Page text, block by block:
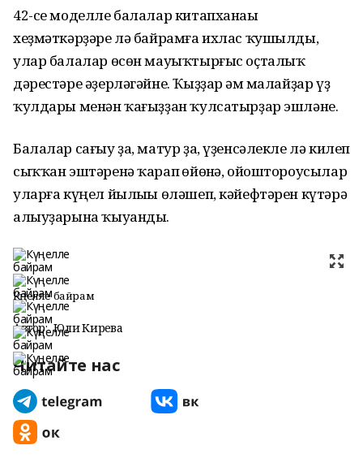
42-се моделле балалар китапханаһы
хеҙмәткәрҙәре лә байрамға ихлас ҡушылды,
улар балалар өсөн мауыҡтырғыс оҫталыҡ
дәрестәре әҙерләгәйне. Ҡыҙҙар һәм малайҙар үҙ
ҡулдары менән ҡағыҙҙан ҡулсатырҙар эшләне.
Балалар сағыу ҙа, матур ҙа, үҙенсәлекле лә килеп
сыҡҡан эштәренә ҡарап һөйөнһә, ойоштороусылар
уларға күңел йылыһы өләшеп, кәйефтәрен күтәрә
алыуҙарына ҡыуанды.
Күңелле байрам
Автор: Юлиә Кирәева
Читайте нас